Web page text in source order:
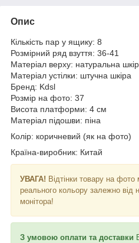
Опис
Кількість пар у ящику: 8
Розмірний ряд взуття: 36-41
Матеріал верху: натуральна
Матеріал устілки: штучна шкіра
Бренд: Kdsl
Розмір на фото: 37
Висота платформи: 4 см
Матеріал підошви: піна
Колір: коричневий (як на фото)
Країна-виробник: Китай
УВАГА! Відтінки товару на фото
реального кольору залежно від
монітора!
З умовою оплати та доставки